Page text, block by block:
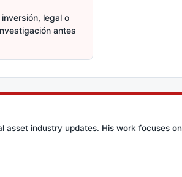
legal o
antes
industry updates. His work focuses on